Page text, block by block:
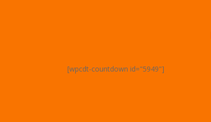
[wpcdt-countdown id="5949"]